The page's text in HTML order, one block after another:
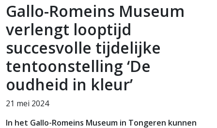
Gallo-Romeins Museum
verlengt looptijd
succesvolle tijdelijke
tentoonstelling ‘De
oudheid in kleur’
21 mei 2024
In het Gallo-Romeins Museum in Tongeren kunnen